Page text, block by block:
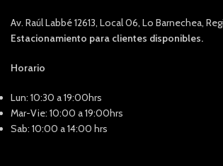
Av. Raúl Labbé 12613, Local 06, Lo Barnechea,
Estacionamiento para clientes disponibles.
Horario
Lun: 10:30 a 19:00hrs
Mar-Vie: 10:00 a 19:00hrs
Sab: 10:00 a 14:00 hrs